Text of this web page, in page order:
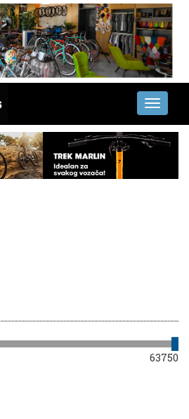
Toggle
63750